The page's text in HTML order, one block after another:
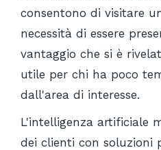
consentono di visitare
necessità di essere
vantaggio che si è
utile per chi ha poco
dall'area di interesse.
L'intelligenza artificiale
dei clienti con soluzioni